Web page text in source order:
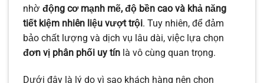
nhờ động cơ mạnh mẽ, độ bền cao và khả năng
tiết kiệm nhiên liệu vượt trội. Tuy nhiên, để đảm
bảo chất lượng và dịch vụ lâu dài, việc lựa chọn
đơn vị phân phối uy tín là vô cùng quan trọng.
Dưới đây là lý do vì sao khách hàng nên chọn